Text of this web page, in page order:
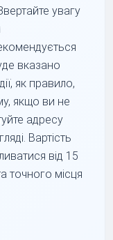
увагу
вказано
як правило,
якщо ви не
адресу
Вартість
від 15
точного місця